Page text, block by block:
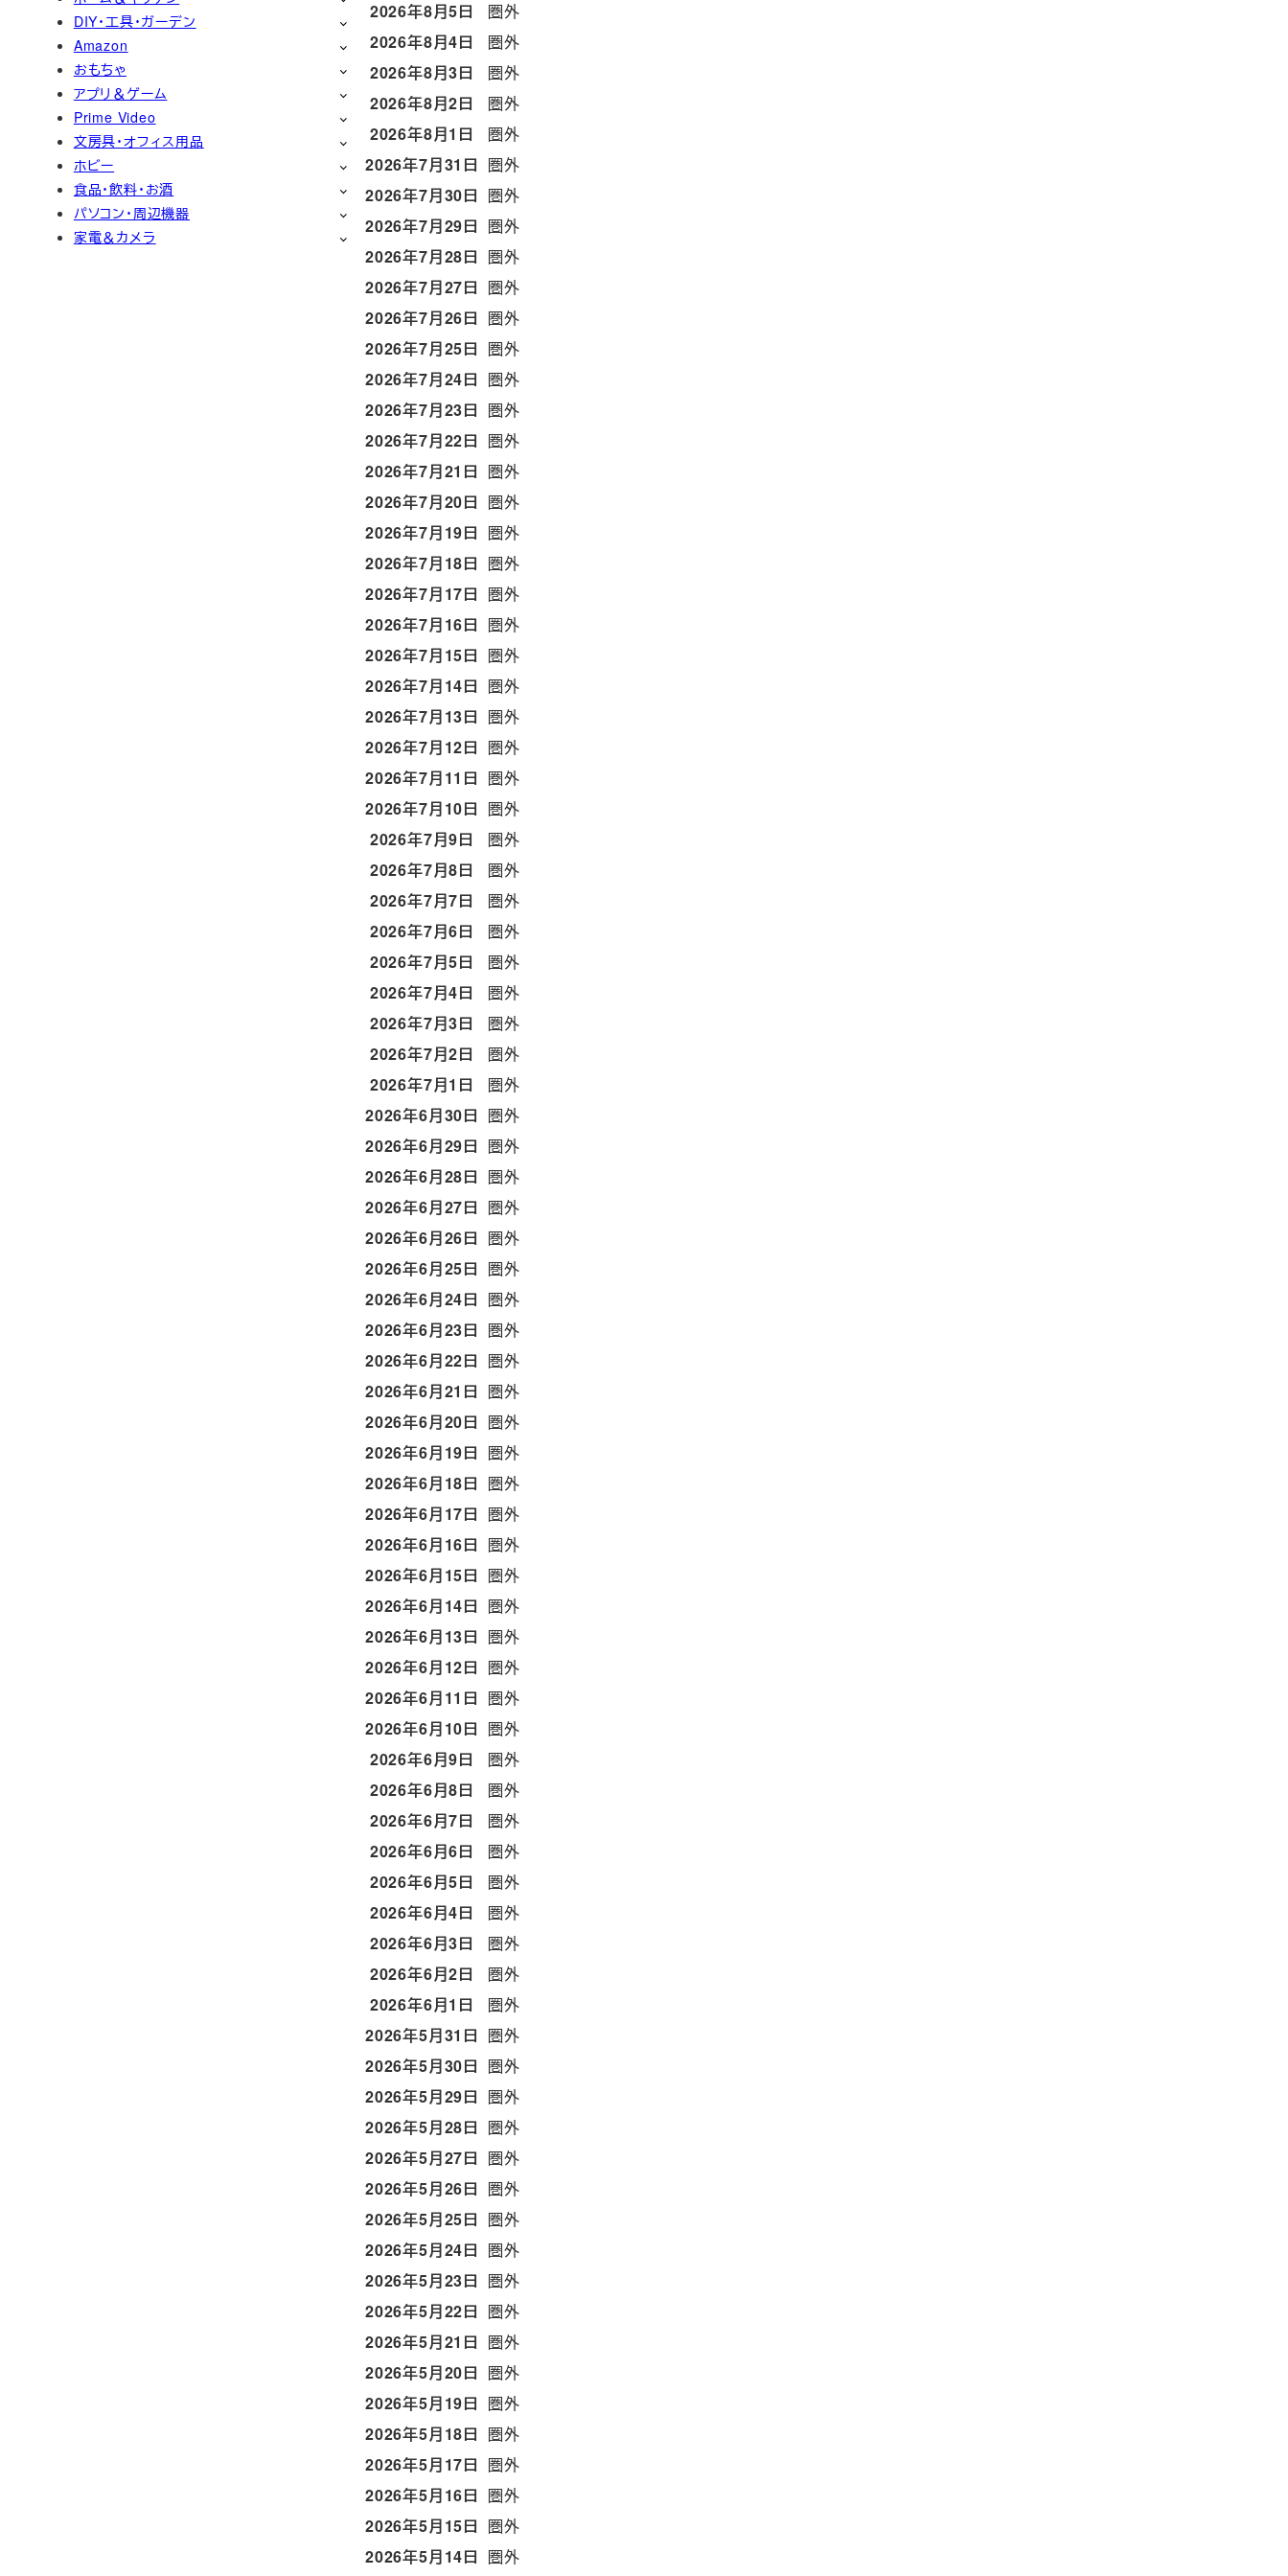
2026年8月5日
圏外
2026年8月4日
圏外
2026年8月3日
圏外
2026年8月2日
圏外
2026年8月1日
圏外
2026年7月31日 圏外
2026年7月30日 圏外
2026年7月29日 圏外
2026年7月28日 圏外
2026年7月27日 圏外
2026年7月26日 圏外
2026年7月25日 圏外
2026年7月24日 圏外
2026年7月23日 圏外
2026年7月22日 圏外
2026年7月21日 圏外
2026年7月20日 圏外
2026年7月19日 圏外
2026年7月18日 圏外
2026年7月17日 圏外
2026年7月16日 圏外
2026年7月15日 圏外
2026年7月14日 圏外
2026年7月13日 圏外
2026年7月12日 圏外
2026年7月11日 圏外
2026年7月10日 圏外
2026年7月9日
圏外
2026年7月8日
圏外
2026年7月7日
圏外
2026年7月6日
圏外
2026年7月5日
圏外
2026年7月4日
圏外
2026年7月3日
圏外
2026年7月2日
圏外
2026年7月1日
圏外
2026年6月30日 圏外
2026年6月29日 圏外
2026年6月28日 圏外
2026年6月27日 圏外
2026年6月26日 圏外
2026年6月25日 圏外
2026年6月24日 圏外
2026年6月23日 圏外
2026年6月22日 圏外
2026年6月21日 圏外
2026年6月20日 圏外
2026年6月19日 圏外
2026年6月18日 圏外
2026年6月17日 圏外
2026年6月16日 圏外
2026年6月15日 圏外
2026年6月14日 圏外
2026年6月13日 圏外
2026年6月12日 圏外
2026年6月11日 圏外
2026年6月10日 圏外
2026年6月9日
圏外
2026年6月8日
圏外
2026年6月7日
圏外
2026年6月6日
圏外
2026年6月5日
圏外
2026年6月4日
圏外
2026年6月3日
圏外
2026年6月2日
圏外
2026年6月1日
圏外
2026年5月31日 圏外
2026年5月30日 圏外
2026年5月29日 圏外
2026年5月28日 圏外
2026年5月27日 圏外
2026年5月26日 圏外
2026年5月25日 圏外
2026年5月24日 圏外
2026年5月23日 圏外
2026年5月22日 圏外
2026年5月21日 圏外
2026年5月20日 圏外
2026年5月19日 圏外
2026年5月18日 圏外
2026年5月17日 圏外
2026年5月16日 圏外
2026年5月15日 圏外
2026年5月14日 圏外
DIY・工具・ガーデン
Amazon
おもちゃ
アプリ＆ゲーム
Prime Video
文房具・オフィス用品
ホビー
食品・飲料・お酒
パソコン・周辺機器
家電＆カメラ